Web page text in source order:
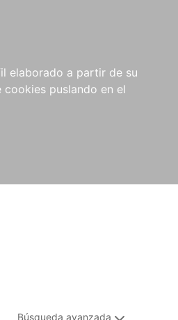
elaborado a partir de su
puslando en el
COMPRAS
INSTITUCIONALES
Búsqueda avanzada